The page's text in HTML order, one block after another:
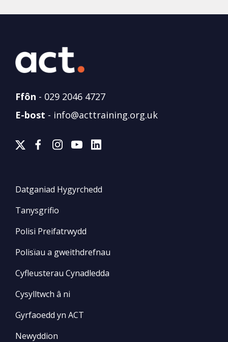
Ffôn - 029 2046 4727
E-bost - info@acttraining.org.uk
Datganiad Hygyrchedd
Tanysgrifio
Polisi Preifatrwydd
Polisïau a gweithdrefnau
Cyfleusterau Cynadledda
Cysylltwch â ni
Gyrfaoedd yn ACT
Newyddion